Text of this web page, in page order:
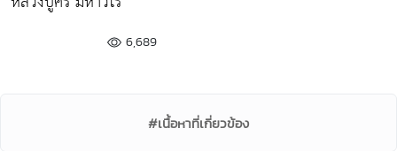
6,689
#เนื้อหาที่เกี่ยวข้อง